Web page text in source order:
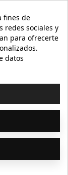

fines de
redes sociales y
para ofrecerte
datos